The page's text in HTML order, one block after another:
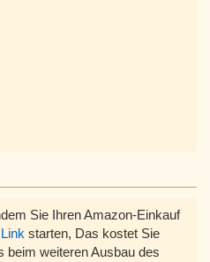
Sie Ihren Amazon-Einkauf
starten, Das kostet Sie
beim weiteren Ausbau des